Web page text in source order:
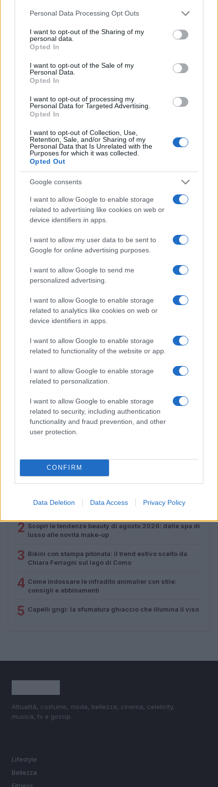
Please note that this website/app uses one or more Google
not limited to your visit or usage behaviour. You may click to
grant or deny consent to Google and its third-party tags to
use your data for below specified purposes in below Google
consent section.
Personal Data Processing Opt Outs
I want to opt-out of the Sharing of my
personal data.
Opted In
I want to opt-out of the Sale of my
Personal Data.
Opted In
I want to opt-out of processing my
Personal Data for Targeted Advertising.
Opted In
I want to opt-out of Collection, Use,
Retention, Sale, and/or Sharing of my
Personal Data that Is Unrelated with the
Purposes for which it was collected.
Opted Out
Google consents
I want to allow Google to enable storage
related to advertising like cookies on web or
device identifiers in apps.
I want to allow my user data to be sent to
Google for online advertising purposes.
I want to allow Google to send me
personalized advertising.
I want to allow Google to enable storage
related to analytics like cookies on web or
device identifiers in apps.
I want to allow Google to enable storage
related to functionality of the website or app.
I want to allow Google to enable storage
related to personalization.
I want to allow Google to enable storage
related to security, including authentication
functionality and fraud prevention, and other
user protection.
CONFIRM
Data Deletion Data Access Privacy Policy
Cosmetici cooling: la nuova tendenza beauty in Cina
per l’estate 2026
Camilla Fiore · 9 Ago 2026
BELLEZZA
Outfit curvy estate 2026: come conquistare con stile
ad un appuntamento romantico
BELLEZZA
Come il face icing può trasformare la tua routine di
bellezza
Come ottenere una manicure impeccabile e duratura
2 Scopri le tendenze beauty di agosto 2026: dalle spa di
lusso alle novità make-up
3 Bikini con stampa pitonata: il trend estivo scelto da
Chiara Ferragni sul lago di Como
4 Come indossare le infradito animalier con stile:
consigli e abbinamenti
5 Capelli grigi: la sfumatura ghiaccio che illumina il viso
Attualità, costume, moda, bellezza, cinema, celebrity,
musica, tv e gossip.
Lifestyle
Bellezza
Fitness